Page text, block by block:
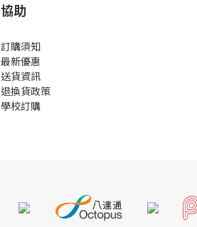
協助
訂購須知
最新優惠
送貨資訊
退換貨政策
學校訂購